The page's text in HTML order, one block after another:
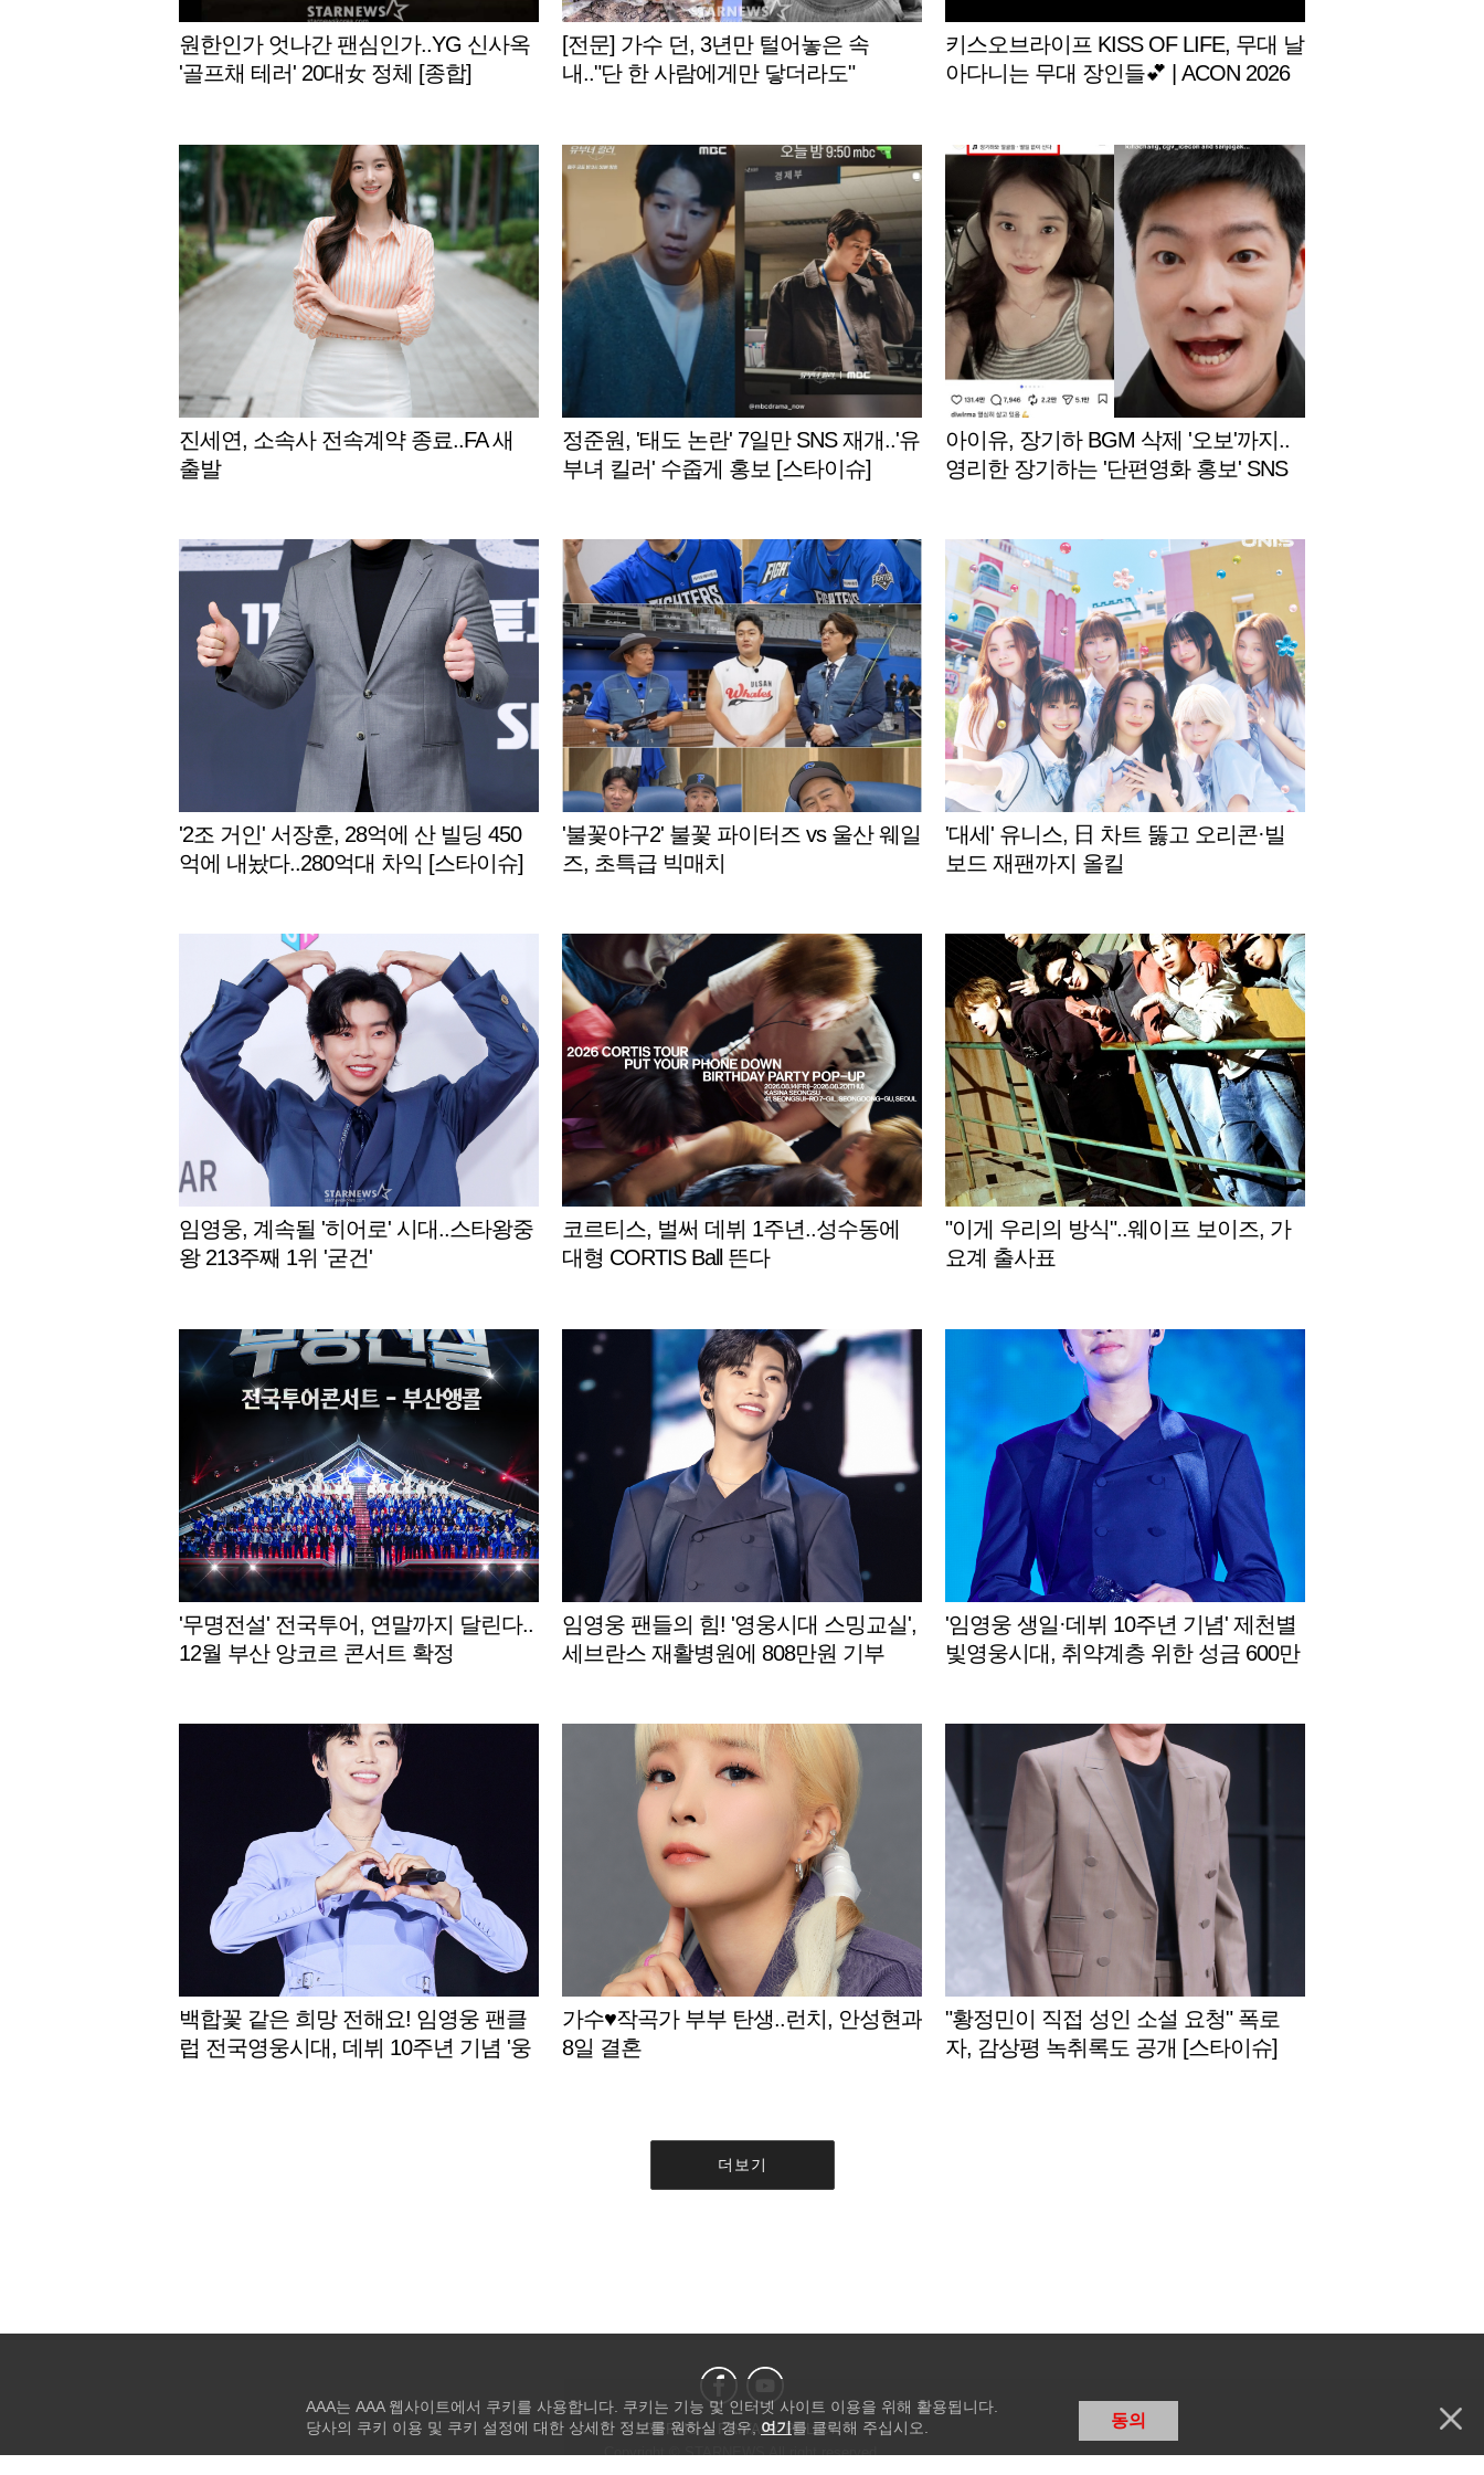
원한인가 엇나간 팬심인가..YG 신사옥
'골프채 테러' 20대女 정체 [종합]
[전문] 가수 던, 3년만 털어놓은 속
내.."단 한 사람에게만 닿더라도"
키스오브라이프 KISS OF LIFE, 무대 날
아다니는 무대 장인들💕 | ACON 2026
진세연, 소속사 전속계약 종료..FA 새
출발
정준원, '태도 논란' 7일만 SNS 재개..'유
부녀 킬러' 수줍게 홍보 [스타이슈]
아이유, 장기하 BGM 삭제 '오보'까지..
영리한 장기하는 '단편영화 홍보' SNS
'2조 거인' 서장훈, 28억에 산 빌딩 450
억에 내놨다..280억대 차익 [스타이슈]
'불꽃야구2' 불꽃 파이터즈 vs 울산 웨일
즈, 초특급 빅매치
'대세' 유니스, 日 차트 뚫고 오리콘·빌
보드 재팬까지 올킬
임영웅, 계속될 '히어로' 시대..스타왕중
왕 213주째 1위 '굳건'
코르티스, 벌써 데뷔 1주년..성수동에
대형 CORTIS Ball 뜬다
"이게 우리의 방식"..웨이프 보이즈, 가
요계 출사표
'무명전설' 전국투어, 연말까지 달린다..
12월 부산 앙코르 콘서트 확정
임영웅 팬들의 힘! '영웅시대 스밍교실',
세브란스 재활병원에 808만원 기부
'임영웅 생일·데뷔 10주년 기념' 제천별
빛영웅시대, 취약계층 위한 성금 600만
백합꽃 같은 희망 전해요! 임영웅 팬클
럽 전국영웅시대, 데뷔 10주년 기념 '웅
가수♥작곡가 부부 탄생..런치, 안성현과
8일 결혼
"황정민이 직접 성인 소설 요청" 폭로
자, 감상평 녹취록도 공개 [스타이슈]
더보기
TERMS
PRIVACY POLICY
Copyright © STARNEWS All right reserved.
AAA는 AAA 웹사이트에서 쿠키를 사용합니다. 쿠키는 기능 및 인터넷 사이트 이용을 위해 활용됩니다.
당사의 쿠키 이용 및 쿠키 설정에 대한 상세한 정보를 원하실 경우, 여기 를 클릭해 주십시오. 동의